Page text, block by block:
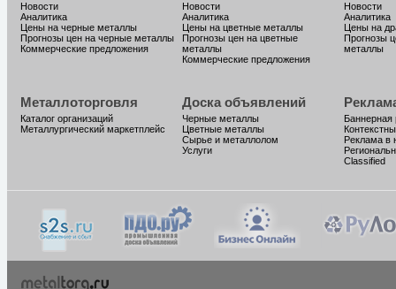
Новости
Аналитика
Цены на черные металлы
Прогнозы цен на черные металлы
Коммерческие предложения
Новости
Аналитика
Цены на цветные металлы
Прогнозы цен на цветные
металлы
Коммерческие предложения
Новости
Аналитика
Цены на
Прогнозы
металлы
Металлоторговля
Каталог организаций
Металлургический маркетплейс
Доска объявлений
Черные металлы
Цветные металлы
Сырье и металлолом
Услуги
Баннерная
Реклама в
Classified